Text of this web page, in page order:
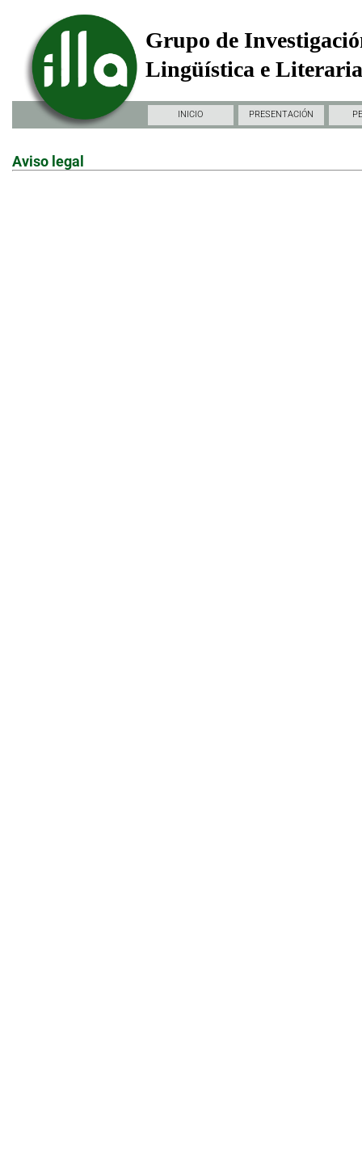
Grupo de
Lingüística e
INICIO PRESENTACIÓN
Aviso legal